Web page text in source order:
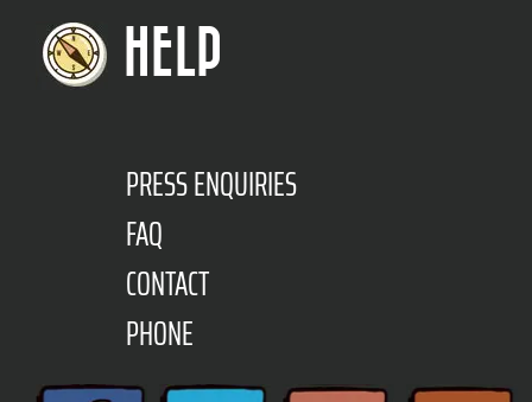
HELP
PRESS ENQUIRIES
FAQ
CONTACT
PHONE